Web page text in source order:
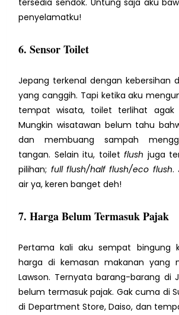
tersedia sendok. Untung saja aku
penyelamatku!
6. Sensor Toilet
Jepang terkenal dengan kebersihan
yang canggih. Tapi ketika aku
tempat wisata, toilet terlihat agak
Mungkin wisatawan belum tahu
dan membuang sampah
tangan. Selain itu, toiletflush juga
pilihan; full flush/half flush/eco flush.
air ya, keren banget deh!
7. Harga Belum Termasuk Pajak
Pertama kali aku sempat bingung
harga di kemasan makanan yang
Lawson. Ternyata barang-barang di
belum termasuk pajak. Gak cuma di
di Department Store, Daiso, dan